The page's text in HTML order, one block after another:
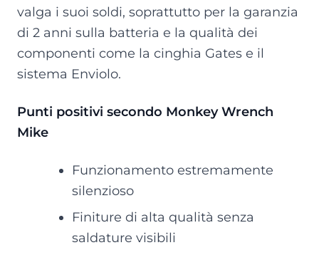
valga i suoi soldi, soprattutto per la garanzia
di 2 anni sulla batteria e la qualità dei
componenti come la cinghia Gates e il
sistema Enviolo.
Punti positivi secondo Monkey Wrench
Mike
Funzionamento estremamente
silenzioso
Finiture di alta qualità senza
saldature visibili